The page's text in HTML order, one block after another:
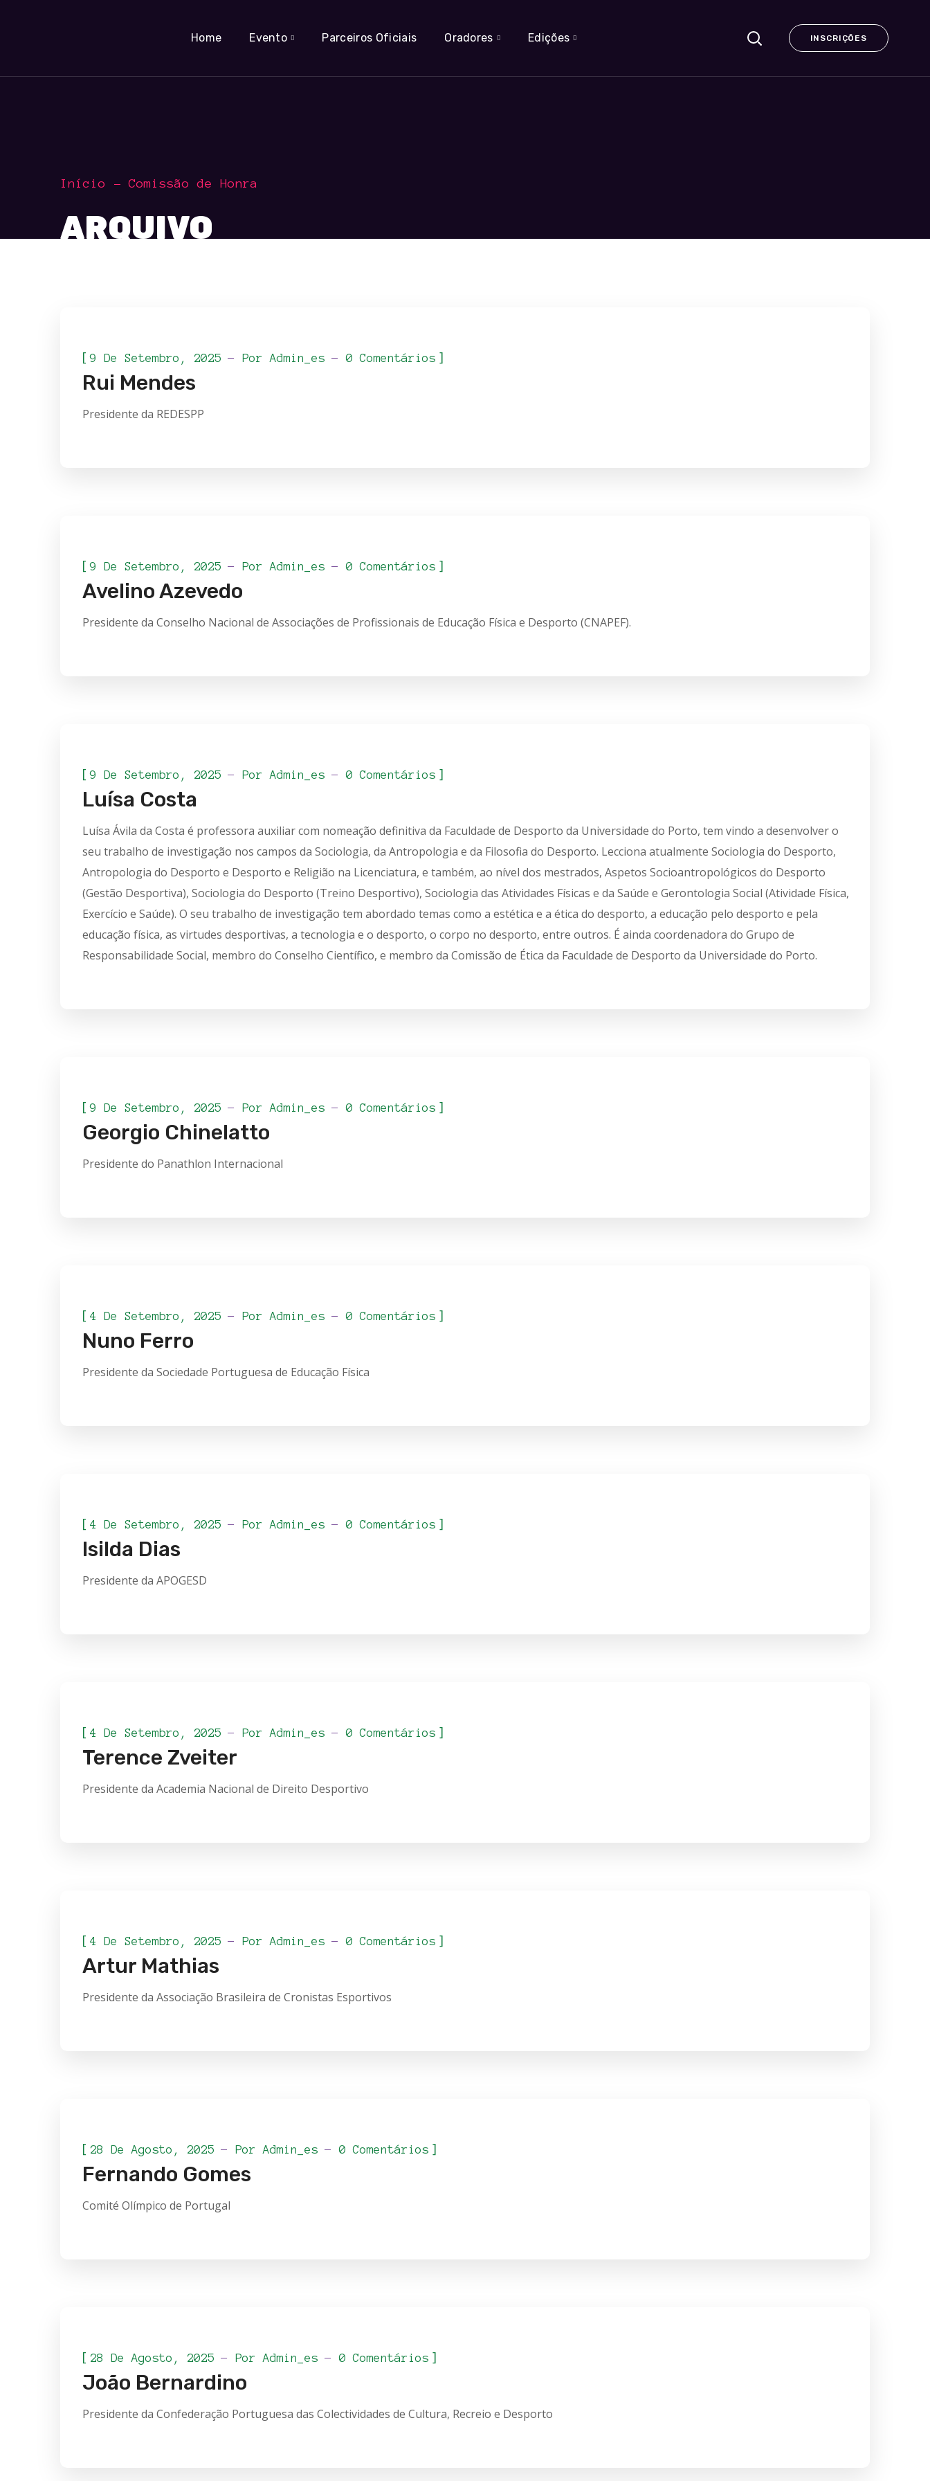
Home Evento Parceiros Oficiais Oradores Edições INSCRIÇÕES
Início Comissão de Honra
ARQUIVO
[9 De Setembro, 2025 Por Admin_es 0 Comentários ]
Rui Mendes
Presidente da REDESPP
[9 De Setembro, 2025 Por Admin_es 0 Comentários ]
Avelino Azevedo
Presidente da Conselho Nacional de Associações de Profissionais de Educação Física e Desporto (CNAPEF).
[9 De Setembro, 2025 Por Admin_es 0 Comentários ]
Luísa Costa
Luísa Ávila da Costa é professora auxiliar com nomeação definitiva da Faculdade de Desporto da Universidade do Porto, tem vindo a desenvolver o
seu trabalho de investigação nos campos da Sociologia, da Antropologia e da Filosofia do Desporto. Lecciona atualmente Sociologia do Desporto,
Antropologia do Desporto e Desporto e Religião na Licenciatura, e também, ao nível dos mestrados, Aspetos Socioantropológicos do Desporto
(Gestão Desportiva), Sociologia do Desporto (Treino Desportivo), Sociologia das Atividades Físicas e da Saúde e Gerontologia Social (Atividade Física,
Exercício e Saúde). O seu trabalho de investigação tem abordado temas como a estética e a ética do desporto, a educação pelo desporto e pela
educação física, as virtudes desportivas, a tecnologia e o desporto, o corpo no desporto, entre outros. É ainda coordenadora do Grupo de
Responsabilidade Social, membro do Conselho Científico, e membro da Comissão de Ética da Faculdade de Desporto da Universidade do Porto.
[9 De Setembro, 2025 Por Admin_es 0 Comentários ]
Georgio Chinelatto
Presidente do Panathlon Internacional
[ 4 De Setembro, 2025 Por Admin_es 0 Comentários ]
Nuno Ferro
Presidente da Sociedade Portuguesa de Educação Física
[ 4 De Setembro, 2025 Por Admin_es 0 Comentários ]
Isilda Dias
Presidente da APOGESD
[ 4 De Setembro, 2025 Por Admin_es 0 Comentários ]
Terence Zveiter
Presidente da Academia Nacional de Direito Desportivo
[ 4 De Setembro, 2025 Por Admin_es 0 Comentários ]
Artur Mathias
Presidente da Associação Brasileira de Cronistas Esportivos
[ 28 De Agosto, 2025 Por Admin_es 0 Comentários ]
Fernando Gomes
Comité Olímpico de Portugal
[ 28 De Agosto, 2025 Por Admin_es 0 Comentários ]
João Bernardino
Presidente da Confederação Portuguesa das Colectividades de Cultura, Recreio e Desporto